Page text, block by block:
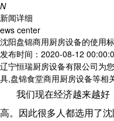
N
新闻详细
ews center
沈阳盘锦商用厨房设备的使用
发布时间：2020-08-12
辽宁恒瑞厨房设备有限公司为
具,盘锦食堂商用厨房设备等相
我们现在经济越来越
高。因此很多人都选用了